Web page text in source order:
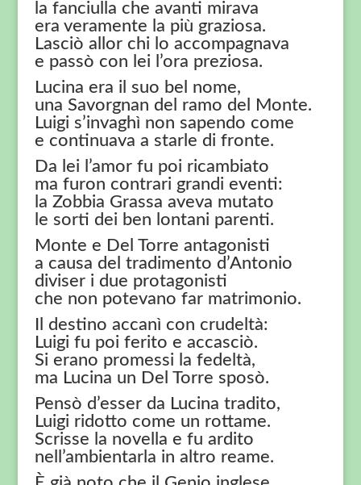
la fanciulla che avanti mirava
era veramente la più graziosa.
Lasciò allor chi lo accompagnava
e passò con lei l’ora preziosa.
Lucina era il suo bel nome,
una Savorgnan del ramo del Monte.
Luigi s’invaghì non sapendo come
e continuava a starle di fronte.
Da lei l’amor fu poi ricambiato
ma furon contrari grandi eventi:
la Zobbia Grassa aveva mutato
le sorti dei ben lontani parenti.
Monte e Del Torre antagonisti
a causa del tradimento d’Antonio
diviser i due protagonisti
che non potevano far matrimonio.
Il destino accanì con crudeltà:
Luigi fu poi ferito e accasciò.
Si erano promessi la fedeltà,
ma Lucina un Del Torre sposò.
Pensò d’esser da Lucina tradito,
Luigi ridotto come un rottame.
Scrisse la novella e fu ardito
nell’ambientarla in altro reame.